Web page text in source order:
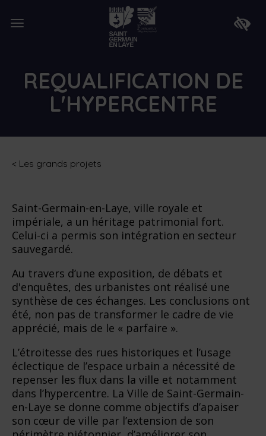
Ouvrir
Lien
de
retour
à
la
Faire
REQUALIFICATION DE
L'HYPERCENTRE
< Les grands projets
Saint-Germain-en-Laye, ville royale et
impériale, a un héritage patrimonial fort.
Celui-ci a permis son intégration en secteur
sauvegardé.
Au travers d’une exposition, de débats et
d'enquêtes, des urbanistes ont réalisé une
synthèse de ces échanges. Les conclusions ont
été, non pas de transformer le cadre de vie
apprécié, mais de le « parfaire ».
L’étroitesse des rues historiques et l’usage
éclectique de l’espace urbain a nécessité de
repenser les flux dans la ville et notamment
dans l’hypercentre. La Ville de Saint-Germain-
en-Laye se donne comme objectifs d’apaiser
son cœur de ville par l’extension de son